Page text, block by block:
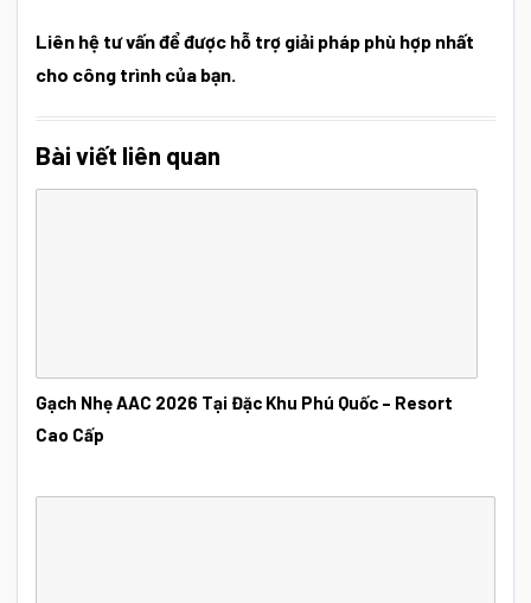
Liên hệ tư vấn để được hỗ trợ giải pháp phù hợp nhất
cho công trình của bạn.
Bài viết liên quan
Gạch Nhẹ AAC 2026 Tại Đặc Khu Phú Quốc – Resort
Cao Cấp